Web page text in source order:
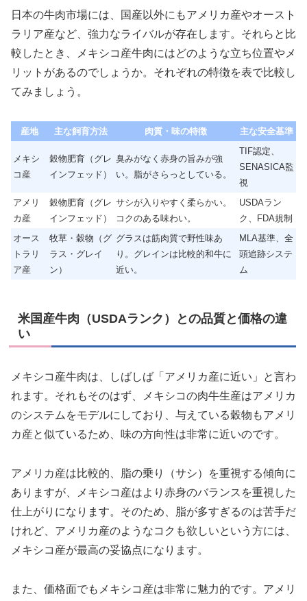
日本の牛肉市場には、国産以外にもアメリカ産やオースト
ラリア産など、強力なライバルが存在します。それらと比
較したとき、メキシコ産牛肉にはどのような立ち位置やメ
リットがあるのでしょうか。それぞれの特徴を表で比較し
てみましょう。
産地 主な飼育方法 肉質・味の特徴 主な安全基準
メキシ
コ産
穀物肥育（グレ
インフェッド）
臭みがなく赤身の旨みが強
い。脂がさらっとしている。
TIF認定、
SENASICA監
視
アメリ
カ産
穀物肥育（グレ
インフェッド）
サシが入りやすく柔らかい。
コクのある味わい。
USDAラン
ク、FDA規制
オース
トラリ
ア産
牧草・穀物（グ
ラス・グレイ
ン）
グラスは筋肉質で野性味あ
り。グレインは比較的和牛に
近い。
MLA基準、全
頭追跡システ
ム
米国産牛肉（USDAランク）との品質と価格の違
い
メキシコ産牛肉は、しばしば「アメリカ産に近い」と言わ
れます。それもそのはず、メキシコの肉牛生産はアメリカ
のシステムをモデルにしており、与えている穀物もアメリ
カ産と似ているため、味の方向性は非常に近いのです。
アメリカ産は比較的、脂の乗り（サシ）を重視する傾向に
ありますが、メキシコ産はより赤身のバランスを重視した
仕上がりになります。そのため、脂が多すぎるのは苦手だ
けれど、アメリカ産のようなコクも欲しいという方には、
メキシコ産が最高の妥協点になります。
また、価格面でもメキシコ産は非常に魅力的です。アメリ